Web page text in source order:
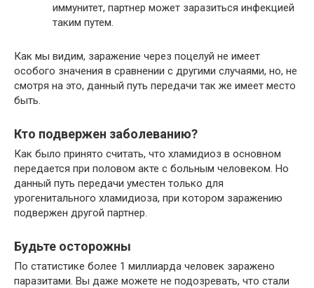
иммунитет, партнер может заразиться инфекцией
таким путем.
Как мы видим, заражение через поцелуй не имеет
особого значения в сравнении с другими случаями, но, не
смотря на это, данный путь передачи так же имеет место
быть.
Кто подвержен заболеванию?
Как было принято считать, что хламидиоз в основном
передается при половом акте с больным человеком. Но
данный путь передачи уместен только для
урогенитального хламидиоза, при котором заражению
подвержен другой партнер.
Будьте осторожны
По статистике более 1 миллиарда человек заражено
паразитами. Вы даже можете не подозревать, что стали